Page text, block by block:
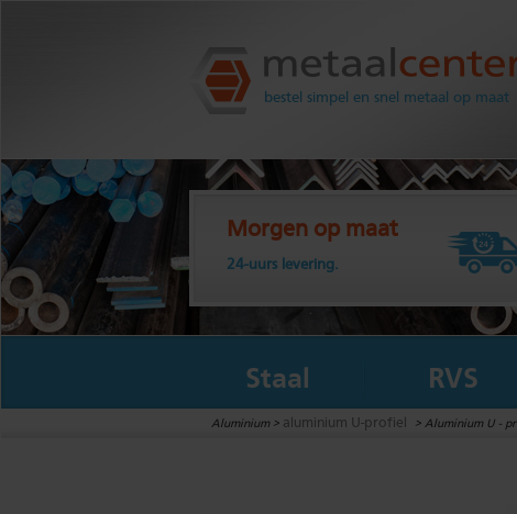
Metaalcenter.nl
bestel simpel en snel metaal op maat
Morgen op maat
24-uurs levering.
Staal RVS
Aluminium > aluminium U-profiel > Aluminium U -